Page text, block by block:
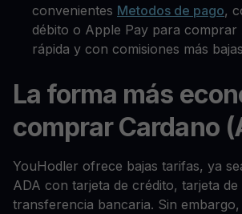
convenientes Metodos de pago,
débito o Apple Pay para comprar
rápida y con comisiones más
La forma más
comprar Cardano
YouHodler ofrece bajas tarifas, ya
ADA con tarjeta de crédito, tarjeta de
transferencia bancaria. Sin